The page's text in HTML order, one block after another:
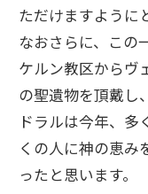
ただけますように
なおさらに、この
ケルン教区からヴ
の聖遺物を頂戴し
ドラルは今年、多
くの人に神の恵み
ったと思います。